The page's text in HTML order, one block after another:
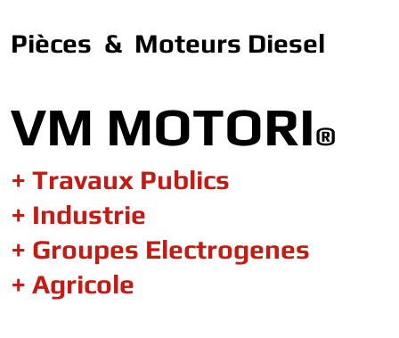
Pièces & Moteurs Diesel
VM MOTORI®
+ Travaux Publics
+ Industrie
+ Groupes Electrogenes
+ Agricole